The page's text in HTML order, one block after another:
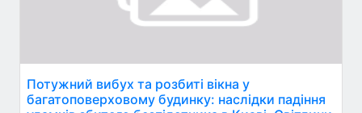
Потужний вибух та розбиті вікна у
багатоповерховому будинку: наслідки падіння